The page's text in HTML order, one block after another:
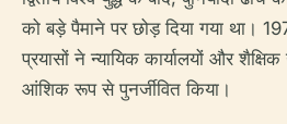
को बड़े पैमाने पर छोड़ दिया गया था।
प्रयासों ने न्यायिक कार्यालयों और
आंशिक रूप से पुनर्जीवित किया।